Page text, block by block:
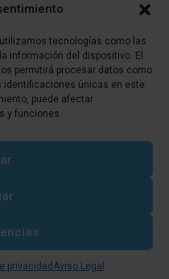
tecnologías como las
información del dispositivo. El
permitirá procesar datos como
identificaciones únicas en este
puede afectar
y funciones.
privacidad Aviso Legal
3045-5766